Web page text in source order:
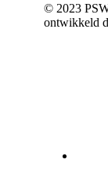
© 2023
ontwikkeld